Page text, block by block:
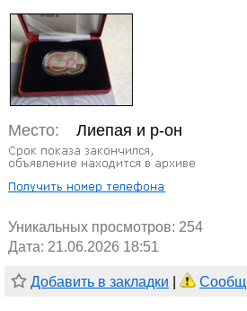
Место: Лиепая и р-он
Уникальных просмотров: 254
Дата: 21.06.2026 18:51
Добавить в закладки